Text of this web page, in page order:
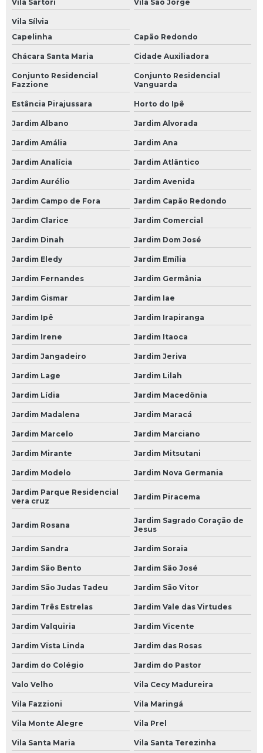
Oficina Mecânica Elétrica
Oficina Mecânica Elétrica Carros
Oficina Mecânica Especializada em Câmbio Automático
Oficina Mecânica Ford
Oficina Mecânica Hyundai
Oficina Mecânica Injeção Eletrônica
Oficina Mecânica Mercedes Benz
Oficina Mecânica Motos
Oficina Mecânica Peugeot
Oficina Mecânica Renault
Oficina Mecânica Suspensão
Oficina Mecânica Volkswagen
Oficinas Mecânicas 24 Horas
Mecânica 24 Horas
Mecânico 24 Horas em São Paulo
Mecânico 24 Horas em SP
Mecânico 24 Horas na Avenida do Estado
Mecânico 24 Horas na Paulista
Mecânico 24 Horas na Zona Leste
Mecânico 24 Horas na Zona Oeste
Mecânico 24 Horas na Zona Sul
Mecânico 24 Horas no Morumbi
Oficina Mecânica 24 Horas
Oficina Mecânica 24 Horas em SP
Oficinas de Mecânica 24 Horas
Serviço de Mecânica 24 Horas
Socorro Mecânico 24 Horas SP
Oficinas Mecânicas a Domicílio
Mecânica a Domicílio
Mecânico a Domicílio
Mecânico a Domicílio em São Paulo
Vila Sartori Vila São Jorge
Vila Sílvia
Capelinha
Capão Redondo
Chácara Santa Maria Cidade Auxiliadora
Conjunto Residencial
Fazzione
Conjunto Residencial
Vanguarda
Estância Pirajussara Horto do Ipê
Jardim Albano Jardim Alvorada
Jardim Amália Jardim Ana
Jardim Analícia Jardim Atlântico
Jardim Aurélio Jardim Avenida
Jardim Campo de Fora Jardim Capão Redondo
Jardim Clarice Jardim Comercial
Jardim Dinah Jardim Dom José
Jardim Eledy Jardim Emília
Jardim Fernandes Jardim Germânia
Jardim Gismar Jardim Iae
Jardim Ipê Jardim Irapiranga
Jardim Irene Jardim Itaoca
Jardim Jangadeiro Jardim Jeriva
Jardim Lage Jardim Lilah
Jardim Lídia Jardim Macedônia
Jardim Madalena Jardim Maracá
Jardim Marcelo Jardim Marciano
Jardim Mirante Jardim Mitsutani
Jardim Modelo Jardim Nova Germania
Jardim Parque Residencial
vera cruz
Jardim Piracema
Jardim Rosana
Jardim Sagrado Coração de
Jesus
Jardim Sandra Jardim Soraia
Jardim São Bento Jardim São José
Jardim São Judas Tadeu Jardim São Vitor
Jardim Três Estrelas Jardim Vale das Virtudes
Jardim Valquiria Jardim Vicente
Jardim Vista Linda Jardim das Rosas
Jardim do Colégio Jardim do Pastor
Valo Velho Vila Cecy Madureira
Vila Fazzioni Vila Maringá
Vila Monte Alegre Vila Prel
Vila Santa Maria
Vila Santa Terezinha